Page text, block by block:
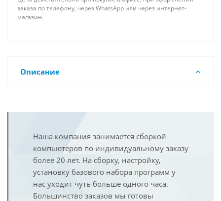
заказа по телефону, через WhatsApp или через интернет-
магазин.
Описание
Наша компания занимается сборкой
компьютеров по индивидуальному заказу
более 20 лет. На сборку, настройку,
установку базового набора программ у
нас уходит чуть больше одного часа.
Большинство заказов мы готовы